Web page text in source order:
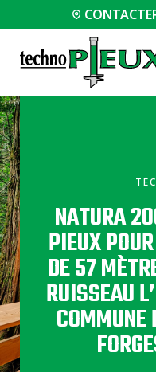
Agrandissements
Maisons / Chalets
Garages / Abris
Tous les
types de
projets
Service d'ingénierie
techniques
Équipements
d'installation
Études de cas
Certifications
Foire aux questions
Tous les types de
NATURA
PIEUX
DE 57
RUISSEAU